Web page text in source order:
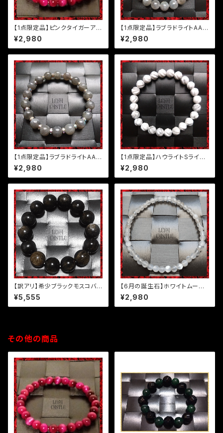
【1点限定品】ピンクタイガーアイ
ブレスレット
¥2,980
【1点限定品】ラブラドライトAAの
ブレスレット
¥2,980
【1点限定品】ラブラドライトAAと
虹色ロンデルのブレスレット
¥2,980
【1点限定品】ハウライトSライン
ツイストブレスレット
¥2,980
【訳アリ】希少ブラックモスコバイ
トブレスレット
¥5,555
【6月の誕生石】ホワイトムーン
ストーンブレスレット
¥2,980
その他の商品